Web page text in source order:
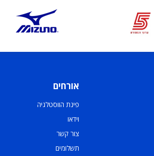
אורחים
פינת הווסטלגיה
וידאו
צור קשר
תשלומים